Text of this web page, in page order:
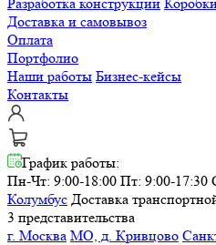
Доставка и самовывоз
Оплата
Портфолио
Наши работы Бизнес-кейсы
Контакты
График работы:
Пн-Чт: 9:00-18:00 Пт: 9:00-17:30
Колумбус Доставка
3 представительства
г. Москва МО, д. Кривцово